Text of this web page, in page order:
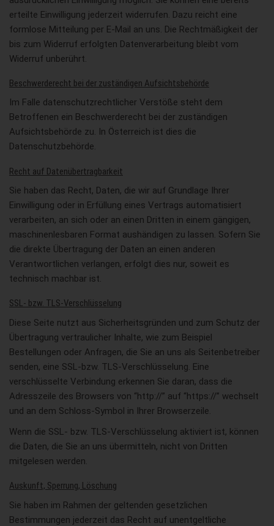
erteilte Einwilligung jederzeit widerrufen. Dazu reicht eine
formlose Mitteilung per E-Mail an uns. Die Rechtmäßigkeit der
bis zum Widerruf erfolgten Datenverarbeitung bleibt vom
Widerruf unberührt.
Beschwerderecht bei der zuständigen Aufsichtsbehörde
Im Falle datenschutzrechtlicher Verstöße steht dem
Betroffenen ein Beschwerderecht bei der zuständigen
Aufsichtsbehörde zu. In Österreich ist dies die
Datenschutzbehörde.
Recht auf Datenübertragbarkeit
Sie haben das Recht, Daten, die wir auf Grundlage Ihrer
Einwilligung oder in Erfüllung eines Vertrags automatisiert
verarbeiten, an sich oder an einen Dritten in einem gängigen,
maschinenlesbaren Format aushändigen zu lassen. Sofern Sie
die direkte Übertragung der Daten an einen anderen
Verantwortlichen verlangen, erfolgt dies nur, soweit es
technisch machbar ist.
SSL- bzw. TLS-Verschlüsselung
Diese Seite nutzt aus Sicherheitsgründen und zum Schutz der
Übertragung vertraulicher Inhalte, wie zum Beispiel
Bestellungen oder Anfragen, die Sie an uns als Seitenbetreiber
senden, eine SSL-bzw. TLS-Verschlüsselung. Eine
verschlüsselte Verbindung erkennen Sie daran, dass die
Adresszeile des Browsers von “http://” auf “https://” wechselt
und an dem Schloss-Symbol in Ihrer Browserzeile.
Wenn die SSL- bzw. TLS-Verschlüsselung aktiviert ist, können
die Daten, die Sie an uns übermitteln, nicht von Dritten
mitgelesen werden.
Auskunft, Sperrung, Löschung
Sie haben im Rahmen der geltenden gesetzlichen
Bestimmungen jederzeit das Recht auf unentgeltliche